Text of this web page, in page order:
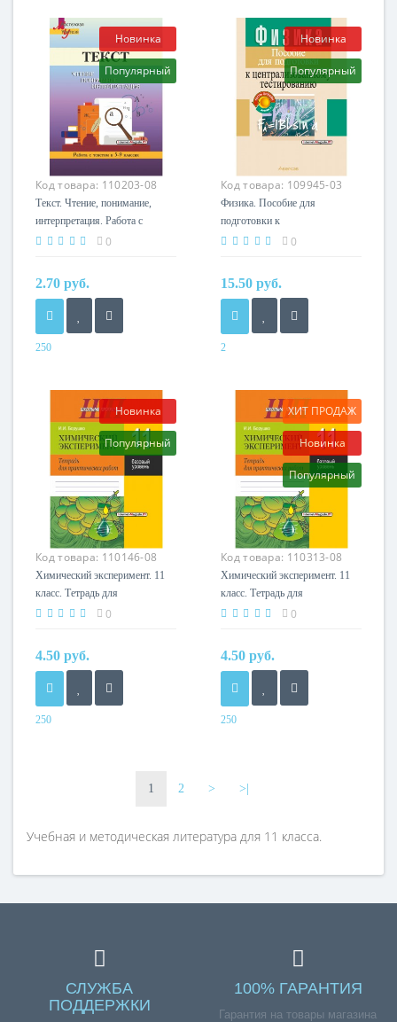
Авторы
Долбик Е. Е., Шиманович
Т. В., Кушнерева Л.
А.,Темушева Е. А.
Издательство
Аверсэв
Антропова Н. Т.
Издательство
Аверсэв
Новинка
Популярный
Код товара: 110203-08
Текст. Чтение, понимание,
интерпретация. Работа с
текстом в 5-9 классах.
Вит»
0
2.70 руб.
250
Г. М. Чепелева
Издательство
Сэр-вит
Новинка
Популярный
Код товара: 109945-03
Физика. Пособие для
подготовки к
централизованному
В.А., «Аверсэв»
0
15.50 руб.
2
Капельян С. Н.,
Малашонок В. А.
Издательство
Аверсэв
Новинка
Популярный
Код товара: 110146-08
Химический эксперимент. 11
класс. Тетрадь для
практических работ (базовый
Вит» С ГРИФОМ
0
4.50 руб.
250
ХИТ ПРОДАЖ
Новинка
Популярный
Код товара: 110313-08
Химический эксперимент. 11
класс. Тетрадь для
практических работ (базовый
Вит» С ГРИФОМ
0
4.50 руб.
250
Автор
Сэр-вит
1 2 > >|
Учебная и методическая литература для 11 класса.
СЛУЖБА
ПОДДЕРЖКИ
100% ГАРАНТИЯ
Гарантия на товары магазина